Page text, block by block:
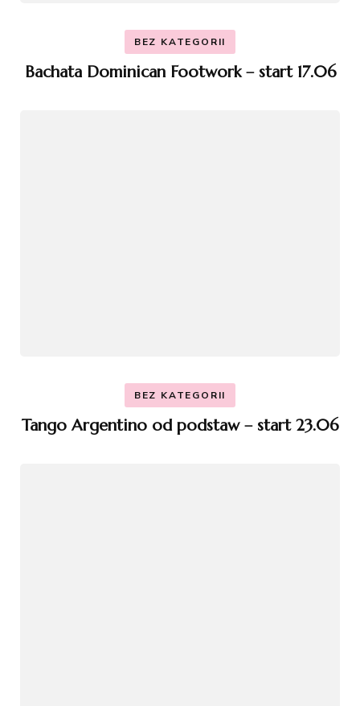
BEZ KATEGORII
Bachata Dominican Footwork – start 17.06
BEZ KATEGORII
Tango Argentino od podstaw – start 23.06